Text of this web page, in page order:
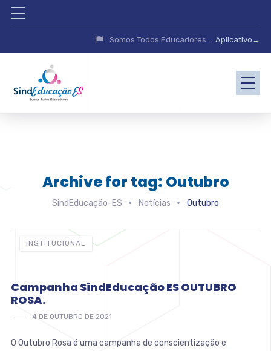
Somos Todos Educadores ...Aplicativo→
Archive for tag: Outubro
SindEducação-ES Notícias Outubro
INSTITUCIONAL
Campanha SindEducação ES OUTUBRO
ROSA.
4 DE OUTUBRO DE 2021
O Outubro Rosa é uma campanha de conscientização e